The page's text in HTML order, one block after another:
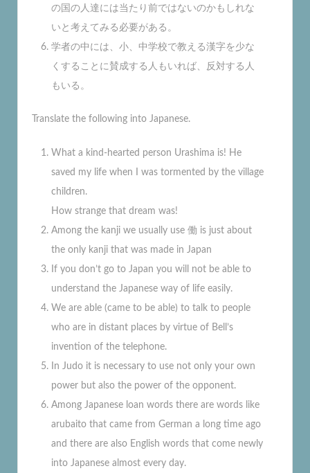
の国の人達には当たり前ではないのかもしれな
いと考えてみる必要がある。
学者の中には、小、中学校で教える漢字を少な
くすることに賛成する人もいれば、反対する人
もいる。
Translate the following into Japanese.
What a kind-hearted person Urashima is! He
saved my life when I was tormented by the village
children.
How strange that dream was!
Among the kanji we usually use 働 is just about
the only kanji that was made in Japan
If you don’t go to Japan you will not be able to
understand the Japanese way of life easily.
We are able (came to be able) to talk to people
who are in distant places by virtue of Bell’s
invention of the telephone.
In Judo it is necessary to use not only your own
power but also the power of the opponent.
Among Japanese loan words there are words like
arubaito that came from German a long time ago
and there are also English words that come newly
into Japanese almost every day.